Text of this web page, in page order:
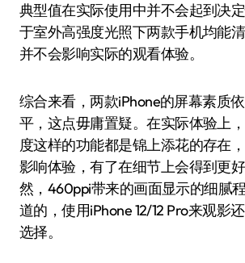
典型值在实际使用中并不会起到决
于室外高强度光照下两款手机均能
并不会影响实际的观看体验。
综合来看，两款iPhone的屏幕素质
平，这点毋庸置疑。在实际体验上
度这样的功能都是锦上添花的存在
影响体验，有了在细节上会得到更
然，460ppi带来的画面显示的细腻
道的，使用iPhone 12/12 Pro来观影
选择。